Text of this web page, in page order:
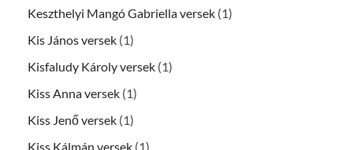
Keszthelyi Mangó Gabriella versek (1)
Kis János versek (1)
Kisfaludy Károly versek (1)
Kiss Anna versek (1)
Kiss Jenő versek (1)
Kiss Kálmán versek (1)